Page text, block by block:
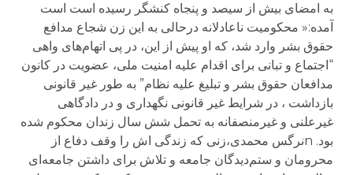
به امضای بیش از سیصد و پنجاه کنشگر رسیده است است
آمده:« محکومیت ناعادلانه درحالی به این زن شجاع مدافع
حقوق بشر وارد شد، که او پیش از این، در پی اتهام‌های واهی
“اجتماع و تبانی برای اقدام علیه امنیت ملی، عضویت در کانون
مدافعان حقوق بشر و تبلیغ علیه نظام” به طور غیر قانونی
بازداشت ، در شرایط غیر قانونی نگهداری و در دادگاهی
غیرعلنی و غیرمنصفانه به تحمل شش سال زندان محکوم شده
بود. nنرگس محمدی،زنی که زندگی اش را وقف دفاع از
محرومان و ستم‌دیدگان جامعه و تلاش برای داشتن جامعه‌ای